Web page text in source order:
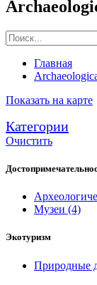
Главная
Показать на карте
Категории
Очистить
Музеи (4)
Экотуризм
Природные